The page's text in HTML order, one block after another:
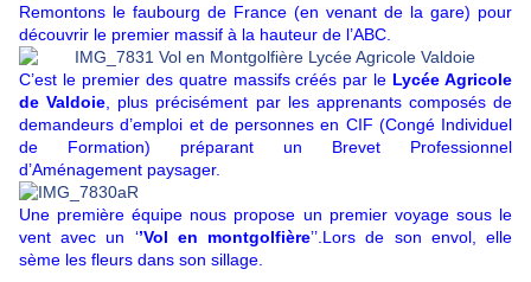
Remontons le faubourg de France (en venant de la gare) pour
découvrir le premier massif à la hauteur de l’ABC.
C’est le premier des quatre massifs créés par le Lycée Agricole
de Valdoie , plus précisément par les apprenants composés de
demandeurs d’emploi et de personnes en CIF (Congé Individuel
de Formation) préparant un Brevet Professionnel
d’Aménagement paysager.
Une première équipe nous propose un premier voyage sous le
vent avec un ‘’Vol en montgolfière’’.Lors de son envol, elle
sème les fleurs dans son sillage.